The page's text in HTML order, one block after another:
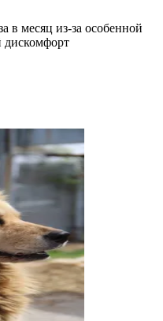
в месяц из-за особенной
дискомфорт